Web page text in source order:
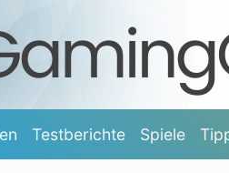
Testberichte Spiele